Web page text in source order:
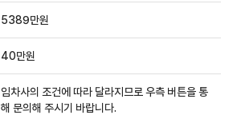
5389만원
40만원
임차사의 조건에 따라 달라지므로 우측 버튼을 통
해 문의해 주시기 바랍니다.